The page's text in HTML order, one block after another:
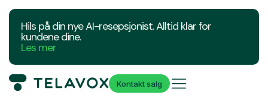
Hils på din nye AI-resepsjonist. Alltid klar for
kundene dine.
Les mer
Kontakt salg